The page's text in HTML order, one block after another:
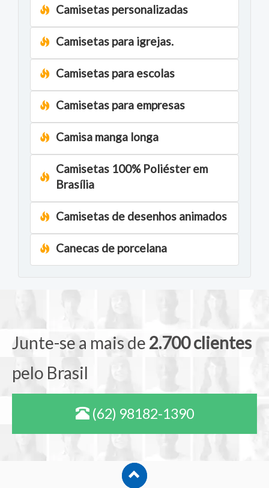
Camisetas personalizadas
Camisetas para igrejas.
Camisetas para escolas
Camisetas para empresas
Camisa manga longa
Camisetas 100% Poliéster em
Brasília
Camisetas de desenhos animados
Canecas de porcelana
Junte-se a mais de 2.700 clientes
pelo Brasil
(62) 98182-1390